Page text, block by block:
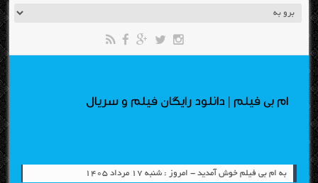
ام بی فیلم | دانلود رایگان فیلم و سریال
به ام بی فیلم خوش آمدید - امروز : شنبه ۱۷ مرداد ۱۴۰۵